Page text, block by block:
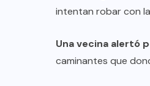
intentan robar con
Una vecina alertó
caminantes que